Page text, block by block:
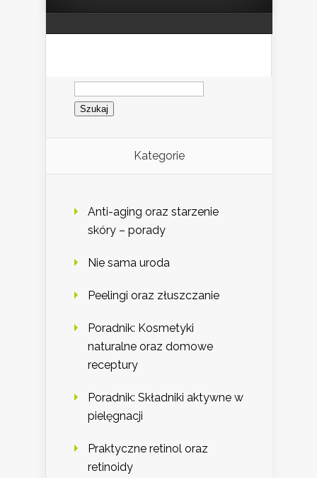
Szukaj:
Kategorie
Anti-aging oraz starzenie
skóry – porady
Nie sama uroda
Peelingi oraz złuszczanie
Poradnik: Kosmetyki
naturalne oraz domowe
receptury
Poradnik: Składniki aktywne w
pielęgnacji
Praktyczne retinol oraz
retinoidy